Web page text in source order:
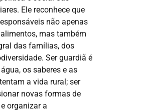
Ele reconhece que
não apenas
mas também
das famílias, dos
Ser guardiã é
os saberes e as
a vida rural; ser
novas formas de
organizar a